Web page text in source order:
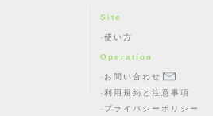
Site
使い方
Operation
お問い合わせ
利用規約と注意事項
プライバシーポリシー